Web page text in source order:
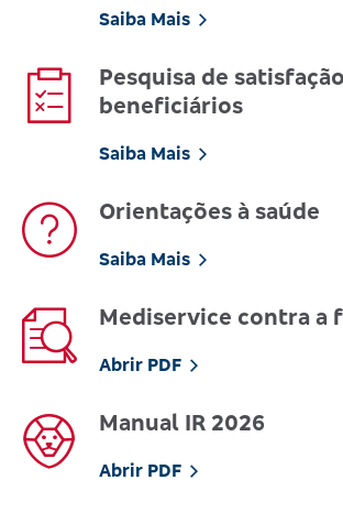
Saiba Mais
Pesquisa de
beneficiários
Saiba Mais
Orientações à saúde
Saiba Mais
Mediservice contra a
Abrir PDF
Manual IR 2026
Abrir PDF